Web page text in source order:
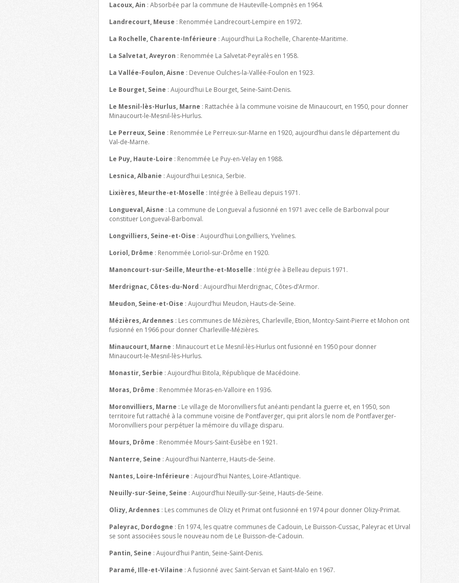
Lacoux, Ain : Absorbée par la commune de Hauteville-Lompnès en 1964.
Landrecourt, Meuse : Renommée Landrecourt-Lempire en 1972.
La Rochelle, Charente-Inférieure : Aujourd’hui La Rochelle, Charente-Maritime.
La Salvetat, Aveyron : Renommée La Salvetat-Peyralès en 1958.
La Vallée-Foulon, Aisne : Devenue Oulches-la-Vallée-Foulon en 1923.
Le Bourget, Seine : Aujourd’hui Le Bourget, Seine-Saint-Denis.
Le Mesnil-lès-Hurlus, Marne : Rattachée à la commune voisine de Minaucourt, en 1950, pour donner
Minaucourt-le-Mesnil-lès-Hurlus.
Le Perreux, Seine : Renommée Le Perreux-sur-Marne en 1920, aujourd’hui dans le département du
Val-de-Marne.
Le Puy, Haute-Loire : Renommée Le Puy-en-Velay en 1988.
Lesnica, Albanie : Aujourd’hui Lesnica, Serbie.
Lixières, Meurthe-et-Moselle : Intégrée à Belleau depuis 1971.
Longueval, Aisne : La commune de Longueval a fusionné en 1971 avec celle de Barbonval pour
constituer Longueval-Barbonval.
Longvilliers, Seine-et-Oise : Aujourd’hui Longvilliers, Yvelines.
Loriol, Drôme : Renommée Loriol-sur-Drôme en 1920.
Manoncourt-sur-Seille, Meurthe-et-Moselle : Intégrée à Belleau depuis 1971.
Merdrignac, Côtes-du-Nord : Aujourd’hui Merdrignac, Côtes-d’Armor.
Meudon, Seine-et-Oise : Aujourd’hui Meudon, Hauts-de-Seine.
Mézières, Ardennes : Les communes de Mézières, Charleville, Etion, Montcy-Saint-Pierre et Mohon ont
fusionné en 1966 pour donner Charleville-Mézières.
Minaucourt, Marne : Minaucourt et Le Mesnil-lès-Hurlus ont fusionné en 1950 pour donner
Minaucourt-le-Mesnil-lès-Hurlus.
Monastir, Serbie : Aujourd’hui Bitola, République de Macédoine.
Moras, Drôme : Renommée Moras-en-Valloire en 1936.
Moronvilliers, Marne : Le village de Moronvilliers fut anéanti pendant la guerre et, en 1950, son
territoire fut rattaché à la commune voisine de Pontfaverger, qui prit alors le nom de Pontfaverger-
Moronvilliers pour perpétuer la mémoire du village disparu.
Mours, Drôme : Renommée Mours-Saint-Eusèbe en 1921.
Nanterre, Seine : Aujourd’hui Nanterre, Hauts-de-Seine.
Nantes, Loire-Inférieure : Aujourd’hui Nantes, Loire-Atlantique.
Neuilly-sur-Seine, Seine : Aujourd’hui Neuilly-sur-Seine, Hauts-de-Seine.
Olizy, Ardennes : Les communes de Olizy et Primat ont fusionné en 1974 pour donner Olizy-Primat.
Paleyrac, Dordogne : En 1974, les quatre communes de Cadouin, Le Buisson-Cussac, Paleyrac et Urval
se sont associées sous le nouveau nom de Le Buisson-de-Cadouin.
Pantin, Seine : Aujourd’hui Pantin, Seine-Saint-Denis.
Paramé, Ille-et-Vilaine : A fusionné avec Saint-Servan et Saint-Malo en 1967.